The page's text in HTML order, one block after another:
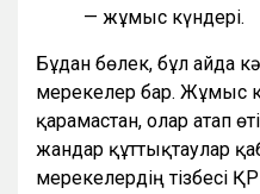
— жұмыс күндері.
Бұдан бөлек, бұл айда
мерекелер бар. Жұмыс
қарамастан, олар атап
жандар құттықтаулар
мерекелердің тізбесі